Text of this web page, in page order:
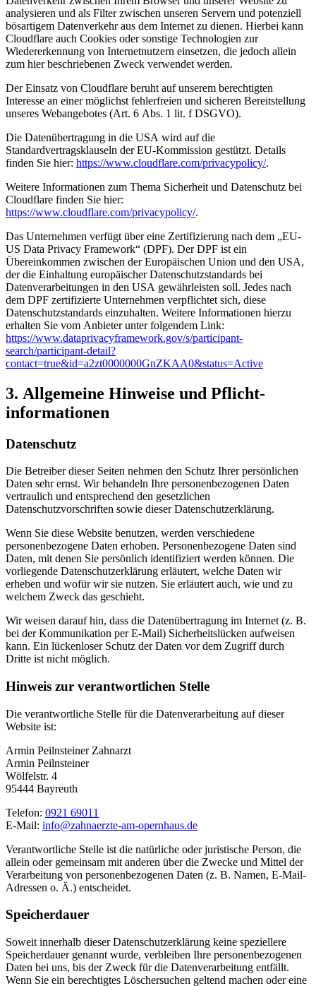
analysieren und als Filter zwischen unseren Servern und potenziell
bösartigem Datenverkehr aus dem Internet zu dienen. Hierbei kann
Cloudflare auch Cookies oder sonstige Technologien zur
Wiedererkennung von Internetnutzern einsetzen, die jedoch allein
zum hier beschriebenen Zweck verwendet werden.
Der Einsatz von Cloudflare beruht auf unserem berechtigten
Interesse an einer möglichst fehlerfreien und sicheren Bereitstellung
unseres Webangebotes (Art. 6 Abs. 1 lit. f DSGVO).
Die Datenübertragung in die USA wird auf die
Standardvertragsklauseln der EU-Kommission gestützt. Details
finden Sie hier: https://www.cloudflare.com/privacypolicy/.
Weitere Informationen zum Thema Sicherheit und Datenschutz bei
Cloudflare finden Sie hier:
https://www.cloudflare.com/privacypolicy/.
Das Unternehmen verfügt über eine Zertifizierung nach dem „EU-
US Data Privacy Framework“ (DPF). Der DPF ist ein
Übereinkommen zwischen der Europäischen Union und den USA,
der die Einhaltung europäischer Datenschutzstandards bei
Datenverarbeitungen in den USA gewährleisten soll. Jedes nach
dem DPF zertifizierte Unternehmen verpflichtet sich, diese
Datenschutzstandards einzuhalten. Weitere Informationen hierzu
erhalten Sie vom Anbieter unter folgendem Link:
https://www.dataprivacyframework.gov/s/participant-
search/participant-detail?
contact=true&id=a2zt0000000GnZKAA0&status=Active
3. Allgemeine Hinweise und Pflicht­
informationen
Datenschutz
Die Betreiber dieser Seiten nehmen den Schutz Ihrer persönlichen
Daten sehr ernst. Wir behandeln Ihre personenbezogenen Daten
vertraulich und entsprechend den gesetzlichen
Datenschutzvorschriften sowie dieser Datenschutzerklärung.
Wenn Sie diese Website benutzen, werden verschiedene
personenbezogene Daten erhoben. Personenbezogene Daten sind
Daten, mit denen Sie persönlich identifiziert werden können. Die
vorliegende Datenschutzerklärung erläutert, welche Daten wir
erheben und wofür wir sie nutzen. Sie erläutert auch, wie und zu
welchem Zweck das geschieht.
Wir weisen darauf hin, dass die Datenübertragung im Internet (z. B.
bei der Kommunikation per E-Mail) Sicherheitslücken aufweisen
kann. Ein lückenloser Schutz der Daten vor dem Zugriff durch
Dritte ist nicht möglich.
Hinweis zur verantwortlichen Stelle
Die verantwortliche Stelle für die Datenverarbeitung auf dieser
Website ist:
Armin Peilnsteiner Zahnarzt
Armin Peilnsteiner
Wölfelstr. 4
95444 Bayreuth
Telefon: 0921 69011
E-Mail: info@zahnaerzte-am-opernhaus.de
Verantwortliche Stelle ist die natürliche oder juristische Person, die
allein oder gemeinsam mit anderen über die Zwecke und Mittel der
Verarbeitung von personenbezogenen Daten (z. B. Namen, E-Mail-
Adressen o. Ä.) entscheidet.
Speicherdauer
Soweit innerhalb dieser Datenschutzerklärung keine speziellere
Speicherdauer genannt wurde, verbleiben Ihre personenbezogenen
Daten bei uns, bis der Zweck für die Datenverarbeitung entfällt.
Wenn Sie ein berechtigtes Löschersuchen geltend machen oder eine